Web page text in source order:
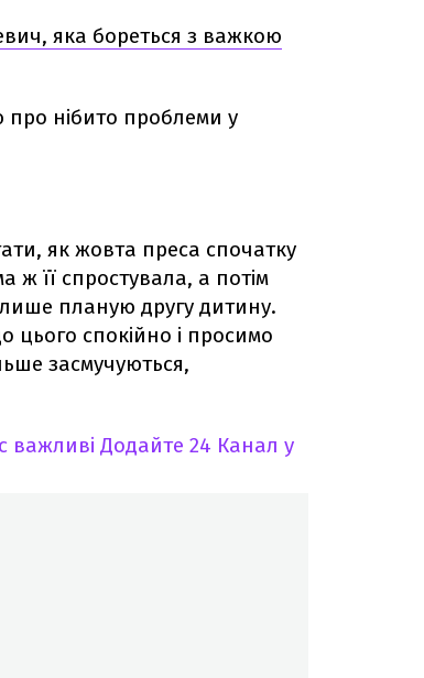
яка бореться з важкою
про нібито проблеми у
як жовта преса спочатку
ж її спростувала, а потім
планую другу дитину.
цього спокійно і просимо
засмучуються,
важливі Додайте 24 Канал у